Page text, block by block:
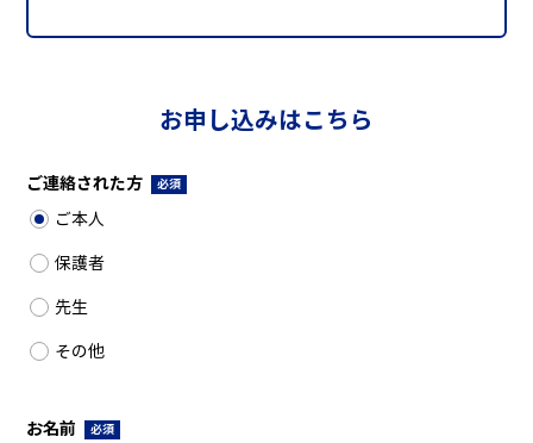
お申し込みはこちら
ご連絡された方 必須
ご本人
保護者
先生
その他
お名前 必須